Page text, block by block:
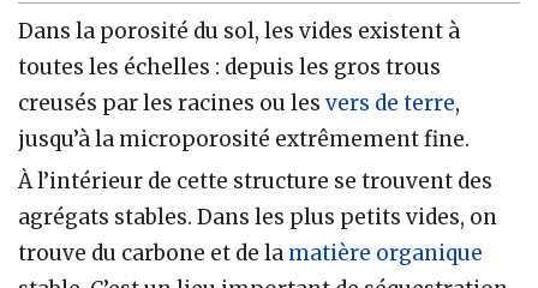
Dans la porosité du sol, les vides existent à
toutes les échelles : depuis les gros trous
creusés par les racines ou les vers de terre,
jusqu’à la microporosité extrêmement fine.
À l’intérieur de cette structure se trouvent des
agrégats stables. Dans les plus petits vides, on
trouve du carbone et de la matière organique